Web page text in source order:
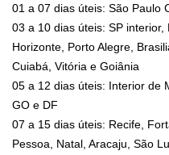
01 a 07 dias úteis: São Paulo
03 a 10 dias úteis: SP
Horizonte, Porto Alegre,
Cuiabá, Vitória e Goiânia
05 a 12 dias úteis: Interior de
GO e DF
07 a 15 dias úteis: Recife,
Pessoa, Natal, Aracaju, São